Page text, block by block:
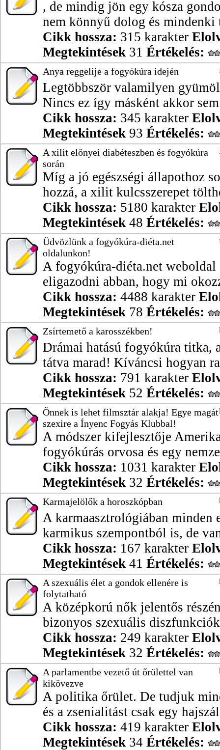
, de mindig jön egy kósza
nem könnyű dolog és mindenki
Cikk hossza: 315 karakter
Megtekintések 31 Értékelés:
Anya reggelije a fogyókúra idején
Legtöbbször valamilyen
Nincs ez így másként akkor
Cikk hossza: 345 karakter
Megtekintések 93 Értékelés:
A xilit előnyei diabéteszben és fogyókúra
során
Míg a jó egészségi állapothoz
hozzá, a xilit kulcsszerepet
Cikk hossza: 5180 karakter
Megtekintések 48 Értékelés:
Üdvözlünk a fogyókúra-diéta.net
oldalunkon!
A fogyókúra-diéta.net weboldal
eligazodni abban, hogy mi
Cikk hossza: 4488 karakter
Megtekintések 78 Értékelés:
Zsírtemető a karosszékben!
Drámai hatású fogyókúra titka,
tátva marad! Kíváncsi hogyan
Cikk hossza: 791 karakter
Megtekintések 52 Értékelés:
Önnek is lehet filmsztár alakja! Egye magát
szexire a Ínyenc Fogyás Klubbal!
A módszer kifejlesztője
fogyókúrás orvosa és egy
Cikk hossza: 1031 karakter
Megtekintések 32 Értékelés:
Karmajelölők a horoszkópban
A karmaasztrológiában minden
karmikus szempontból is, de
Cikk hossza: 167 karakter
Megtekintések 41 Értékelés:
A szexuális élet a gondok ellenére is
folytatható
A középkorú nők jelentős
bizonyos szexuális
Cikk hossza: 249 karakter
Megtekintések 32 Értékelés:
A parlamentbe vezető út őrülettel van
kikövezve
A politika őrület. De tudjuk
és a zsenialitást csak egy
Cikk hossza: 419 karakter
Megtekintések 34 Értékelés: